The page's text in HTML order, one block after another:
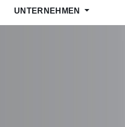
UNTERNEHMEN